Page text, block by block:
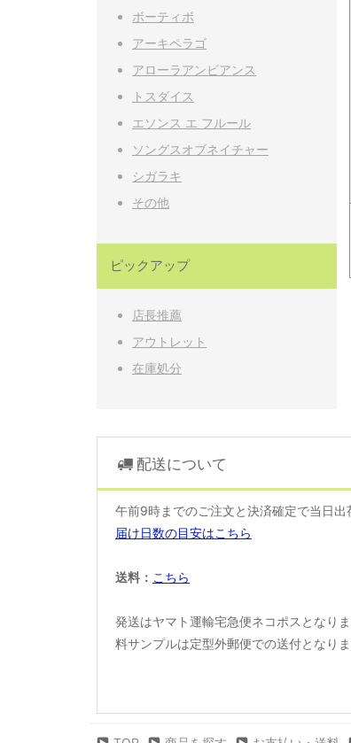
ボーティボ
アーキペラゴ
アローラアンビアンス
トスダイス
エソンス エ フルール
ソングスオブネイチャー
シガラキ
その他
ピックアップ
店長推薦
アウトレット
在庫処分
配送について
午前9時までのご注文と決済確定で当日出
届け日数の目安はこちら
送料： こちら
発送はヤマト運輸宅急便ネコポスとなり
料サンプルは定型外郵便での送付となりま